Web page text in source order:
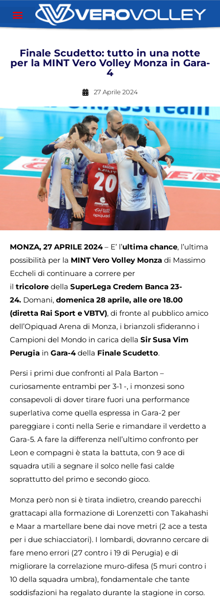
Finale Scudetto: tutto in una notte
per la MINT Vero Volley Monza in Gara-
4
27 Aprile 2024
MONZA, 27 APRILE 2024– E’ l’ultima chance, l’ultima
possibilità per la MINT Vero Volley Monza di Massimo
Eccheli di continuare a correre per
il tricolore della SuperLega Credem Banca 23-
24. Domani, domenica 28 aprile, alle ore 18.00
(diretta Rai Sport e VBTV), di fronte al pubblico amico
dell’Opiquad Arena di Monza, i brianzoli sfideranno i
Campioni del Mondo in carica della Sir Susa Vim
Perugia in Gara-4della Finale Scudetto.
Persi i primi due confronti al Pala Barton –
curiosamente entrambi per 3-1 -, i monzesi sono
consapevoli di dover tirare fuori una performance
superlativa come quella espressa in Gara-2 per
pareggiare i conti nella Serie e rimandare il verdetto a
Gara-5. A fare la differenza nell’ultimo confronto per
Leon e compagni è stata la battuta, con 9 ace di
squadra utili a segnare il solco nelle fasi calde
soprattutto del primo e secondo gioco.
Monza però non si è tirata indietro, creando parecchi
grattacapi alla formazione di Lorenzetti con Takahashi
e Maar a martellare bene dai nove metri (2 ace a testa
per i due schiacciatori). I lombardi, dovranno cercare di
fare meno errori (27 contro i 19 di Perugia) e di
migliorare la correlazione muro-difesa (5 muri contro i
10 della squadra umbra), fondamentale che tante
soddisfazioni ha regalato durante la stagione in corso.